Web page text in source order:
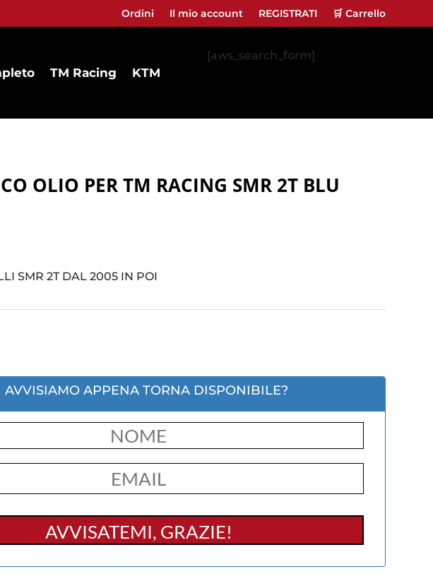
Ordini Il mio account REGISTRATI 🛒 Carrello
TM Racing KTM
[aws_search_form]
OLIO PER TM RACING SMR 2T BLU
SMR 2T DAL 2005 IN POI
AVVISIAMO APPENA TORNA DISPONIBILE?